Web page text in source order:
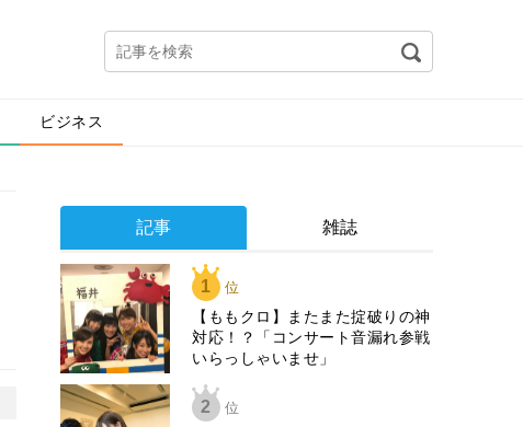
ビジネス
記事 雑誌
1 位
【ももクロ】またまた掟破りの神
対応！？「コンサート音漏れ参戦
いらっしゃいませ」
2 位